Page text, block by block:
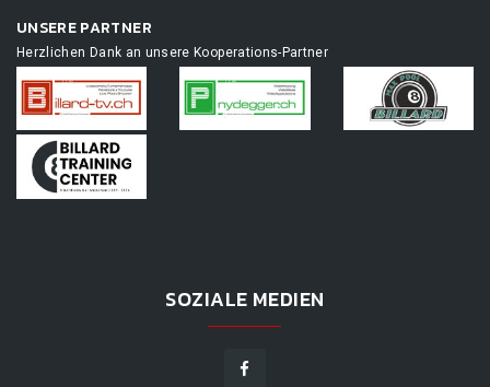
UNSERE PARTNER
Herzlichen Dank an unsere Kooperations-Partner
SOZIALE MEDIEN